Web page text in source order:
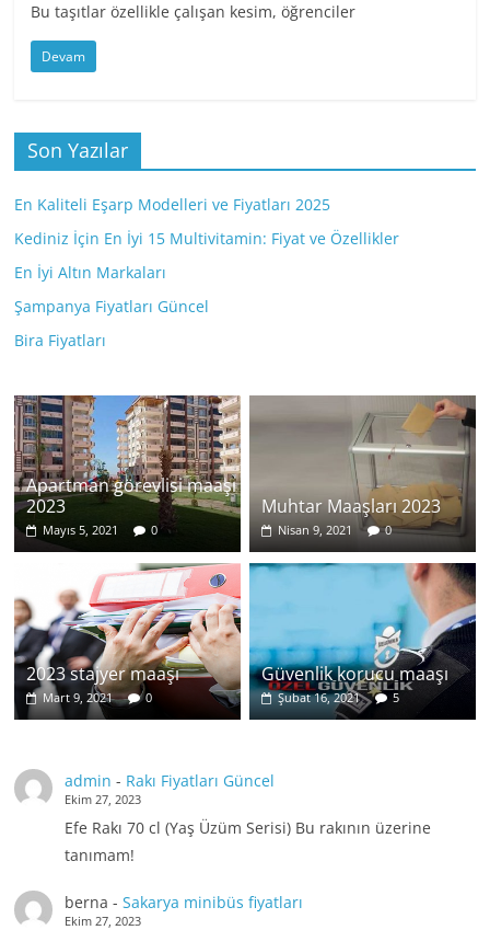
Bu taşıtlar özellikle çalışan kesim, öğrenciler
Devam
Son Yazılar
En Kaliteli Eşarp Modelleri ve Fiyatları 2025
Kediniz İçin En İyi 15 Multivitamin: Fiyat ve Özellikler
En İyi Altın Markaları
Şampanya Fiyatları Güncel
Bira Fiyatları
Apartman görevlisi maaşı
2023
Mayıs 5, 2021 0
Muhtar Maaşları 2023
Nisan 9, 2021 0
2023 stajyer maaşı
Mart 9, 2021 0
Güvenlik korucu maaşı
Şubat 16, 2021 5
admin - Rakı Fiyatları Güncel
Ekim 27, 2023
Efe Rakı 70 cl (Yaş Üzüm Serisi) Bu rakının üzerine
tanımam!
berna - Sakarya minibüs fiyatları
Ekim 27, 2023